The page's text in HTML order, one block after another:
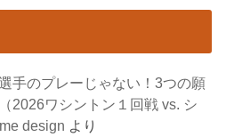
手のプレーじゃない！3つの願
2026ワシントン１回戦 vs. シ
design より